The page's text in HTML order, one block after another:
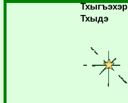
Тхыгъэхэр
Тхыдэ